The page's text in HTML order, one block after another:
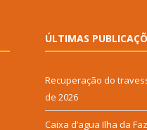
ÚLTIMAS
Recuperação do
de 2026
Caixa d’agua Ilha da